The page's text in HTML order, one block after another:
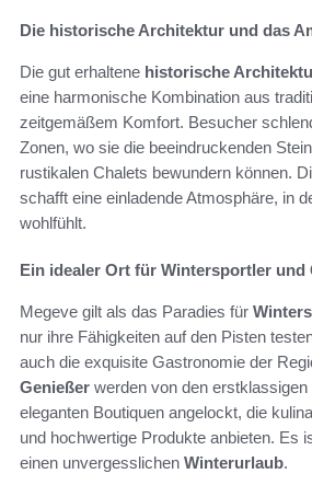
Die historische Architektur und das
Die gut erhaltene historische
eine harmonische Kombination aus
zeitgemäßem Komfort. Besucher
Zonen, wo sie die beeindruckenden
rustikalen Chalets bewundern können.
schafft eine einladende Atmosphäre, in
wohlfühlt.
Ein idealer Ort für Wintersportler und
Megeve gilt als das Paradies für
nur ihre Fähigkeiten auf den Pisten
auch die exquisite Gastronomie der
Genießer werden von den
eleganten Boutiquen angelockt, die
und hochwertige Produkte anbieten. Es
einen unvergesslichen Winterurlaub.